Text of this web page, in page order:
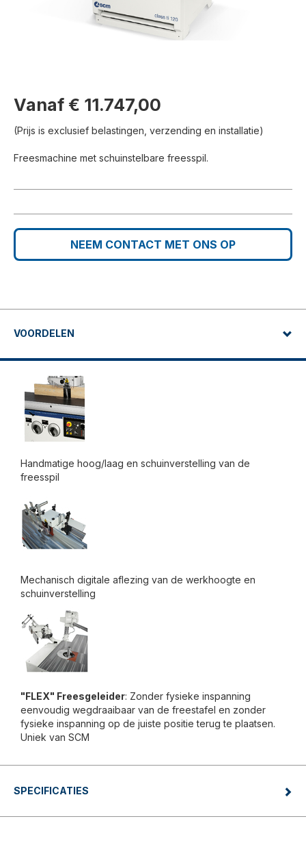
Vanaf € 11.747,00
(Prijs is exclusief belastingen, verzending en installatie)
Freesmachine met schuinstelbare freesspil.
NEEM CONTACT MET ONS OP
VOORDELEN
Handmatige hoog/laag en schuinverstelling van de
freesspil
Mechanisch digitale aflezing van de werkhoogte en
schuinverstelling
"FLEX" Freesgeleider: Zonder fysieke inspanning
eenvoudig wegdraaibaar van de freestafel en zonder
fysieke inspanning op de juiste positie terug te plaatsen.
Uniek van SCM
SPECIFICATIES